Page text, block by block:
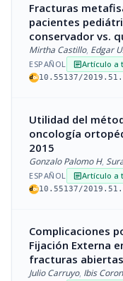
Fracturas
pacientes
conservador vs.
Mirtha Castillo, Edgar
ESPAÑOL articleArtículo a
10.55137/
Utilidad del
oncología
2015
Gonzalo Palomo H,
ESPAÑOL articleArtículo a
10.55137/
Complicaciones
Fijación Externa
fracturas
Julio Carruyo, Ibis